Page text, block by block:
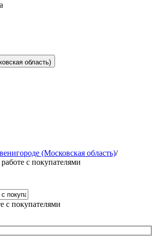
область)
(Московская область)/
с покупателями
с покупателями